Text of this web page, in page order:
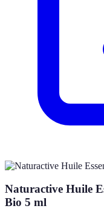
Naturactive Huile
Bio 5 ml